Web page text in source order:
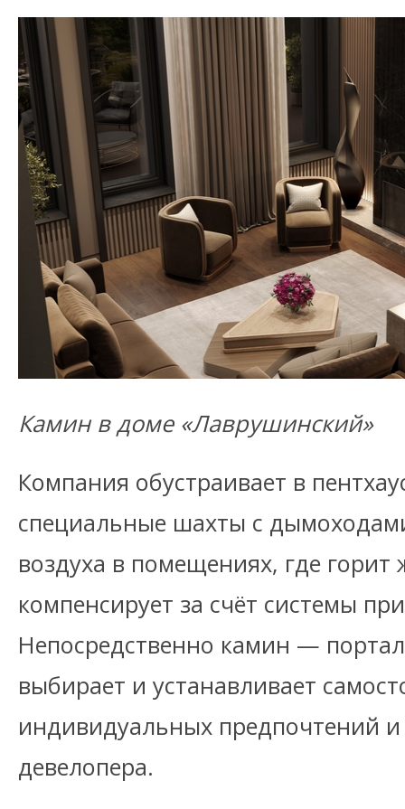
Камин в доме «Лаврушинский»
Компания обустраивает в
специальные шахты с
воздуха в помещениях, где
компенсирует за счёт системы
Непосредственно камин —
выбирает и устанавливает
индивидуальных предпочтений
девелопера.